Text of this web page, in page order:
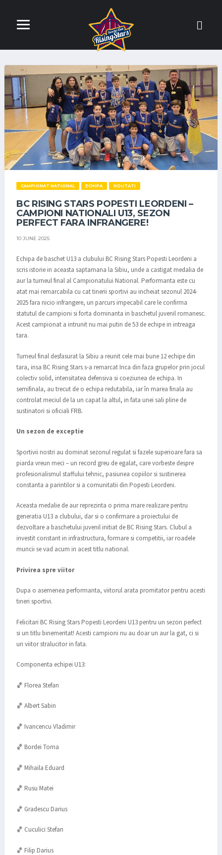
CAMPIONAT NATIONAL ECHIPA NOUTATI
BC RISING STARS POPESTI LEORDENI –
CAMPIONI NATIONALI U13, SEZON
PERFECT FARA INFRANGERE!
10 JUNE 2025
Echipa de baschet U13 a clubului BC Rising Stars Popesti Leordeni a
scris istorie in aceasta saptamana la Sibiu, unde a castigat medalia de
aur la turneul final al Campionatului National. Performanta este cu
atat mai remarcabila cu cat tinerii sportivi au incheiat sezonul 2024-
2025 fara nicio infrangere, un parcurs impecabil care le confirma
statutul de campioni si forta dominanta in baschetul juvenil romanesc.
Acest campionat a intrunit nu mai putin de 53 de echipe in intreaga
tara.
Turneul final desfasurat la Sibiu a reunit cele mai bune 12 echipe din
tara, insa BC Rising Stars s-a remarcat Inca din faza grupelor prin jocul
colectiv solid, intensitatea defensiva si coeziunea de echipa. In
semifinala, au trecut de o echipa redutabila, iar în marea finala au
controlat meciul de la un capat la altul, in fata unei sali pline de
sustinatori si oficiali FRB.
Un sezon de exceptie
Sportivii nostri au dominat sezonul regulat si fazele superioare fara sa
piarda vreun meci – un record greu de egalat, care vorbeste despre
profesionalismul staffului tehnic, pasiunea copiilor si sustinerea
constanta a parintilor si a comunitatii din Popesti Leordeni.
Aceasta medalie de aur reprezinta o prima mare realizare pentru
generatia U13 a clubului, dar si o confirmare a proiectului de
dezvoltare a baschetului juvenil initiat de BC Rising Stars. Clubul a
investit constant in infrastructura, formare si competitii, iar roadele
muncii se vad acum in acest titlu national.
Privirea spre viitor
Dupa o asemenea performanta, viitorul arata promitator pentru acesti
tineri sportivi.
Felicitari BC Rising Stars Popesti Leordeni U13 pentru un sezon perfect
si un titlu binemeritat! Acesti campioni nu au doar un aur la gat, ci si
un viitor stralucitor in fata.
Componenta echipei U13:
🏀 Florea Stefan
🏀 Albert Sabin
🏀 Ivancencu Vladimir
🏀 Bordei Toma
🏀 Mihaila Eduard
🏀 Rusu Matei
🏀 Gradescu Darius
🏀 Cuculici Stefan
🏀 Filip Darius